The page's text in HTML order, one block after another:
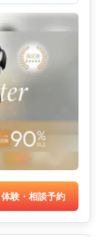
体験・相談予約